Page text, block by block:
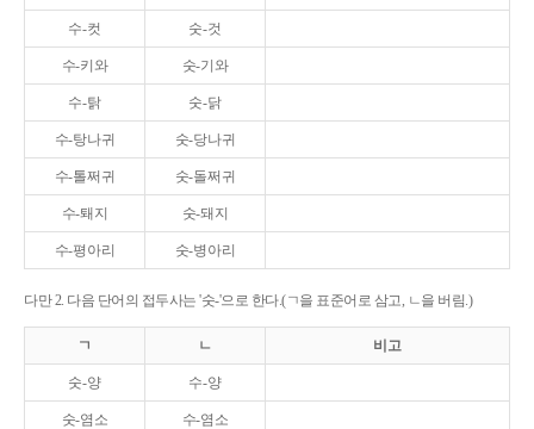
수-컷 숫-것
수-키와 숫-기와
수-탉 숫-닭
수-탕나귀 숫-당나귀
수-톨쩌귀 숫-돌쩌귀
수-퇘지 숫-돼지
수-평아리 숫-병아리
다만 2. 다음 단어의 접두사는 '숫-'으로 한다.(ㄱ을 표준어로 삼고, ㄴ을 버림.)
ㄱ ㄴ 비고
숫-양 수-양
숫-염소 수-염소